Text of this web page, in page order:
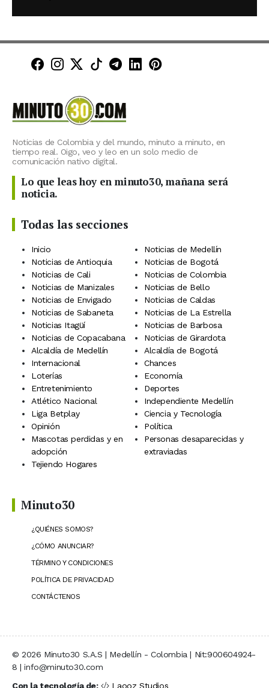
Minuto30 en Facebook
Minuto30 en Instagram
Minuto30 en X (Twitter)
Minuto30 en TikTok
Canal de Minuto30 en
Minuto30 en LinkedIn
Minuto30 en
Noticias de Colombia y del mundo, minuto a minuto, en
tiempo real. Oigo, veo y leo en un solo medio de
comunicación nativo digital.
Lo que leas hoy en minuto30, mañana será
noticia.
Todas las secciones
Inicio
Noticias de Medellín
Noticias de Antioquia
Noticias de Bogotá
Noticias de Cali
Noticias de Colombia
Noticias de Manizales
Noticias de Bello
Noticias de Envigado
Noticias de Caldas
Noticias de Sabaneta
Noticias de La Estrella
Noticias Itagüí
Noticias de Barbosa
Noticias de Copacabana
Noticias de Girardota
Alcaldía de Medellín
Alcaldía de Bogotá
Internacional
Chances
Loterías
Economía
Entretenimiento
Deportes
Atlético Nacional
Independiente Medellín
Liga Betplay
Ciencia y Tecnología
Opinión
Política
Mascotas perdidas y en
adopción
Personas desaparecidas y
extraviadas
Tejiendo Hogares
Minuto30
¿QUIÉNES SOMOS?
¿CÓMO ANUNCIAR?
TÉRMINO Y CONDICIONES
POLÍTICA DE PRIVACIDAD
CONTÁCTENOS
© 2026 Minuto30 S.A.S | Medellín - Colombia | Nit:900604924-
8 | info@minuto30.com
Con la tecnología de:
Laooz Studios